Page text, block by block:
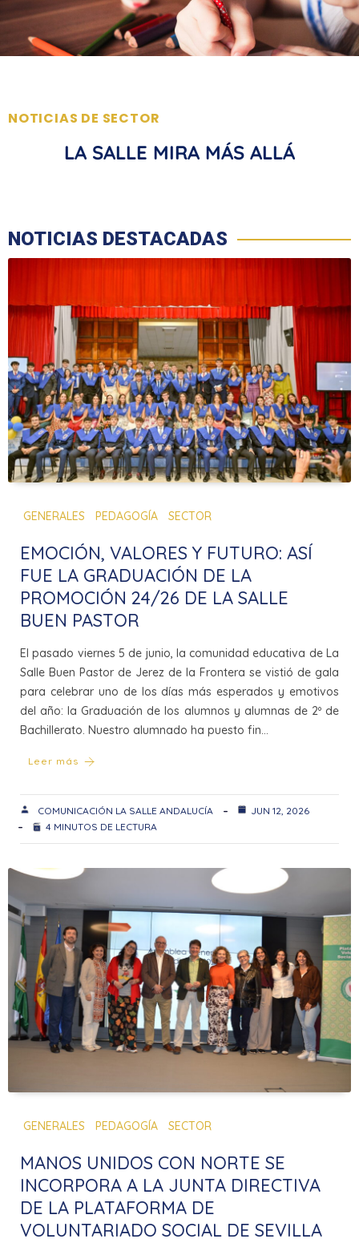
NOTICIAS DE SECTOR
LA SALLE MIRA MÁS ALLÁ
NOTICIAS DESTACADAS
GENERALES PEDAGOGÍA SECTOR
EMOCIÓN, VALORES Y FUTURO: ASÍ
FUE LA GRADUACIÓN DE LA
PROMOCIÓN 24/26 DE LA SALLE
BUEN PASTOR
El pasado viernes 5 de junio, la comunidad educativa de La
Salle Buen Pastor de Jerez de la Frontera se vistió de gala
para celebrar uno de los días más esperados y emotivos
del año: la Graduación de los alumnos y alumnas de 2º de
Bachillerato. Nuestro alumnado ha puesto fin…
Leer más
COMUNICACIÓN LA SALLE ANDALUCÍA
JUN 12, 2026
4 MINUTOS DE LECTURA
GENERALES PEDAGOGÍA SECTOR
MANOS UNIDOS CON NORTE SE
INCORPORA A LA JUNTA DIRECTIVA
DE LA PLATAFORMA DE
VOLUNTARIADO SOCIAL DE SEVILLA